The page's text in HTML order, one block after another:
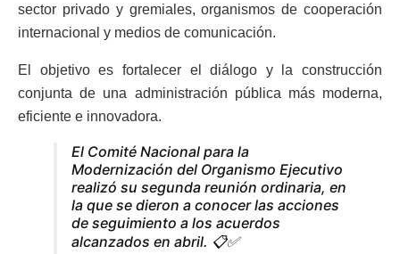
sector privado y gremiales, organismos de cooperación
internacional y medios de comunicación.
El objetivo es fortalecer el diálogo y la construcción
conjunta de una administración pública más moderna,
eficiente e innovadora.
El Comité Nacional para la
Modernización del Organismo Ejecutivo
realizó su segunda reunión ordinaria, en
la que se dieron a conocer las acciones
de seguimiento a los acuerdos
alcanzados en abril. 📋✅